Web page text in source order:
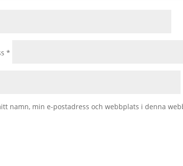
*
namn, min e-postadress och webbplats i denna